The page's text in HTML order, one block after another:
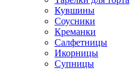
Кувшины
Соусники
Креманки
Салфетницы
Икорницы
Супницы